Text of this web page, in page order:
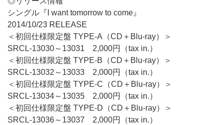
シングル『I want tomorrow to come』
2014/10/23 RELEASE
＜初回仕様限定盤 TYPE-A（CD＋Blu-ray）＞
SRCL-13030～13031 2,000円（tax in.）
＜初回仕様限定盤 TYPE-B（CD＋Blu-ray）＞
SRCL-13032～13033 2,000円（tax in.）
＜初回仕様限定盤 TYPE-C（CD＋Blu-ray）＞
SRCL-13034～13035 2,000円（tax in.）
＜初回仕様限定盤 TYPE-D（CD＋Blu-ray）＞
SRCL-13036～13037 2,000円（tax in.）